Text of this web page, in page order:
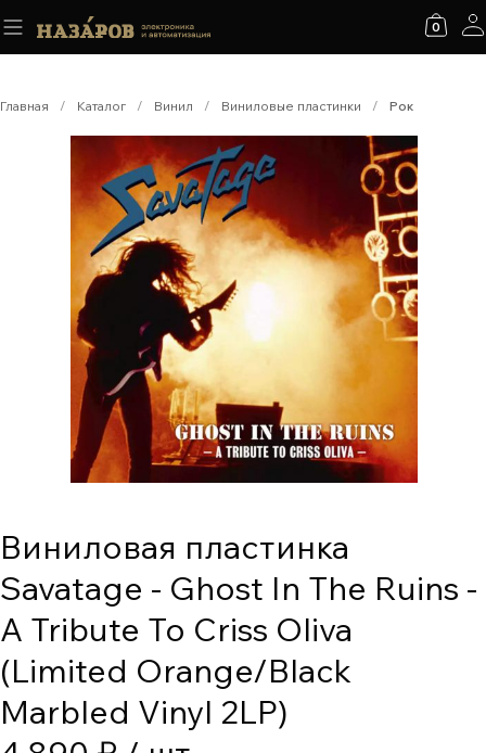
0
Главная / Каталог / Винил / Виниловые пластинки / Рок
Виниловая пластинка
Savatage - Ghost In The Ruins -
A Tribute To Criss Oliva
(Limited Orange/Black
Marbled Vinyl 2LP)